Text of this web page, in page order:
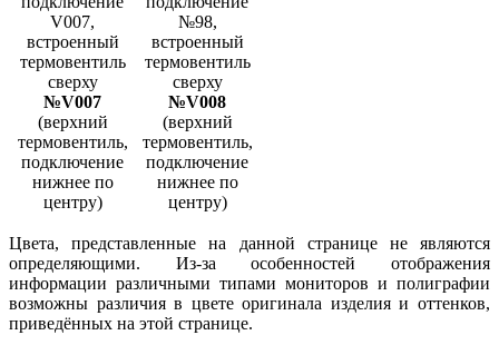
№V007
(верхний
термовентиль,
подключение
нижнее по
центру)
№V008
(верхний
термовентиль,
подключение
нижнее по
центру)
Цвета, представленные на данной странице не являются
определяющими. Из-за особенностей отображения
информации различными типами мониторов и полиграфии
возможны различия в цвете оригинала изделия и оттенков,
приведённых на этой странице.